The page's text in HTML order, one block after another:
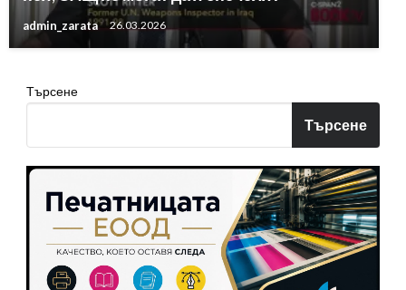
admin_zarata 26.03.2026
Търсене
Търсене